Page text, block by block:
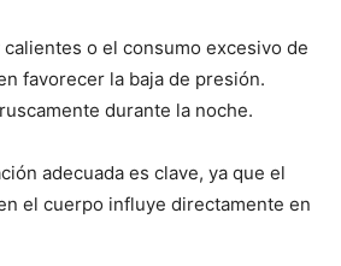
calientes o el consumo excesivo de
favorecer la baja de presión.
durante la noche.
adecuada es clave, ya que el
el cuerpo influye directamente en